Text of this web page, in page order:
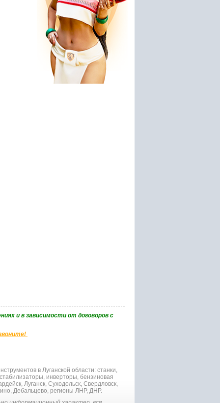
и в зависимости от договоров с
в Луганской области: станки,
инверторы, бензиновая
Луганск, Суходольск, Свердловск,
Дебальцево, регионы ЛНР, ДНР.